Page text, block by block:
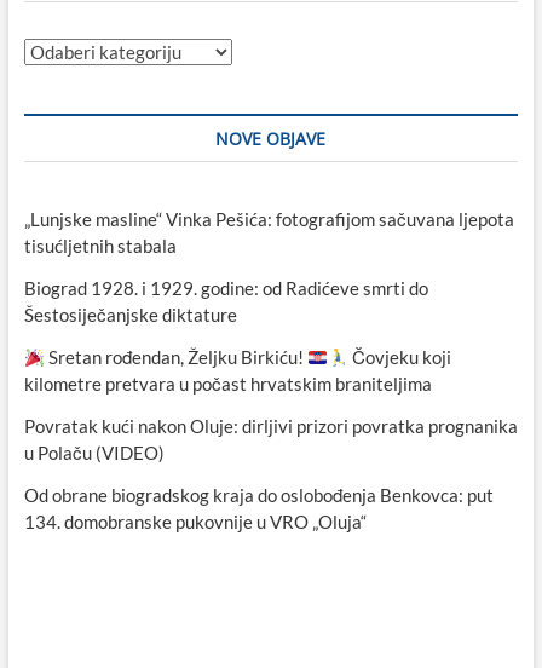
Kategorije
NOVE OBJAVE
„Lunjske masline“ Vinka Pešića: fotografijom sačuvana ljepota
tisućljetnih stabala
Biograd 1928. i 1929. godine: od Radićeve smrti do
Šestosiječanjske diktature
Sretan rođendan, Željku Birkiću!
Čovjeku koji
kilometre pretvara u počast hrvatskim braniteljima
Povratak kući nakon Oluje: dirljivi prizori povratka prognanika
u Polaču (VIDEO)
Od obrane biogradskog kraja do oslobođenja Benkovca: put
134. domobranske pukovnije u VRO „Oluja“